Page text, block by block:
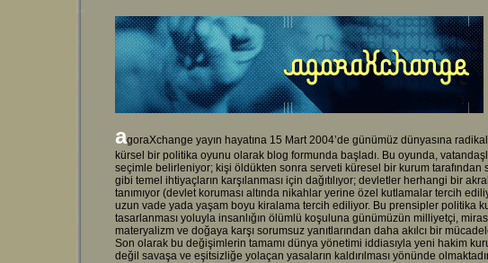
agoraXchange yayın hayatına 15 Mart 2004’de günümüz dünyasına
kürsel bir politika oyunu olarak blog formunda başladı. Bu oyunda,
seçimle belirleniyor; kişi öldükten sonra serveti küresel bir kurum tarafından
gibi temel ihtiyaçların karşılanması için dağıtılıyor; devletler herhangi bir
tanımıyor (devlet koruması altında nikahlar yerine özel kutlamalar tercih
uzun vade yada yaşam boyu kiralama tercih ediliyor. Bu prensipler politika
tasarlanması yoluyla insanlığın ölümlü koşuluna günümüzün milliyetçi,
materyalizm ve doğaya karşı sorumsuz yanıtlarından daha akılcı bir
Son olarak bu değişimlerin tamamı dünya yönetimi iddiasıyla yeni hakim
değil savaşa ve eşitsizliğe yolaçan yasaların kaldırılması yönünde